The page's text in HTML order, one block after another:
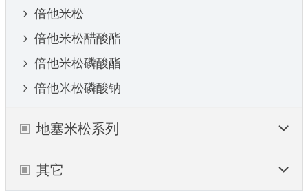
倍他米松
倍他米松醋酸酯
倍他米松磷酸酯
倍他米松磷酸钠
地塞米松系列
其它